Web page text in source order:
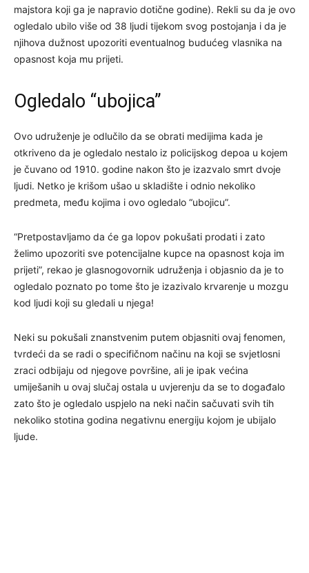
majstora koji ga je napravio dotične godine). Rekli su da je ovo
ogledalo ubilo više od 38 ljudi tijekom svog postojanja i da je
njihova dužnost upozoriti eventualnog budućeg vlasnika na
opasnost koja mu prijeti.
Ogledalo “ubojica”
Ovo udruženje je odlučilo da se obrati medijima kada je
otkriveno da je ogledalo nestalo iz policijskog depoa u kojem
je čuvano od 1910. godine nakon što je izazvalo smrt dvoje
ljudi. Netko je krišom ušao u skladište i odnio nekoliko
predmeta, među kojima i ovo ogledalo “ubojicu”.
“Pretpostavljamo da će ga lopov pokušati prodati i zato
želimo upozoriti sve potencijalne kupce na opasnost koja im
prijeti”, rekao je glasnogovornik udruženja i objasnio da je to
ogledalo poznato po tome što je izazivalo krvarenje u mozgu
kod ljudi koji su gledali u njega!
Neki su pokušali znanstvenim putem objasniti ovaj fenomen,
tvrdeći da se radi o specifičnom načinu na koji se svjetlosni
zraci odbijaju od njegove površine, ali je ipak većina
umiješanih u ovaj slučaj ostala u uvjerenju da se to događalo
zato što je ogledalo uspjelo na neki način sačuvati svih tih
nekoliko stotina godina negativnu energiju kojom je ubijalo
ljude.